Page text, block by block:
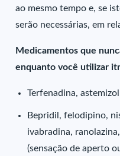
ao mesmo tempo e, se
serão necessárias, em
Medicamentos que
enquanto você utilizar
Terfenadina,
Bepridil, felodipino,
ivabradina,
(sensação de aperto